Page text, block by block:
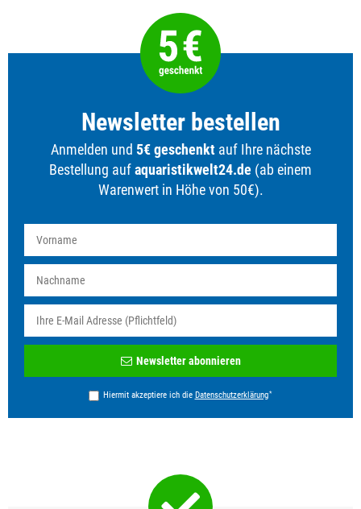
Newsletter bestellen
Anmelden und 5€ geschenktauf Ihre nächste
Bestellung aufaquaristikwelt24.de (ab einem
Warenwert in Höhe von 50€).
Honig
Newsletter abonnieren
Hiermit akzeptiere ich die Daten­schutz­erklärung*